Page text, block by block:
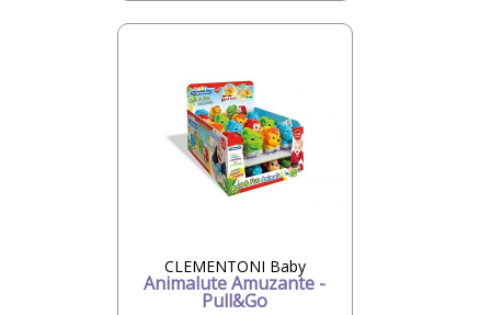
CLEMENTONI Baby
Animalute Amuzante -
Pull&Go